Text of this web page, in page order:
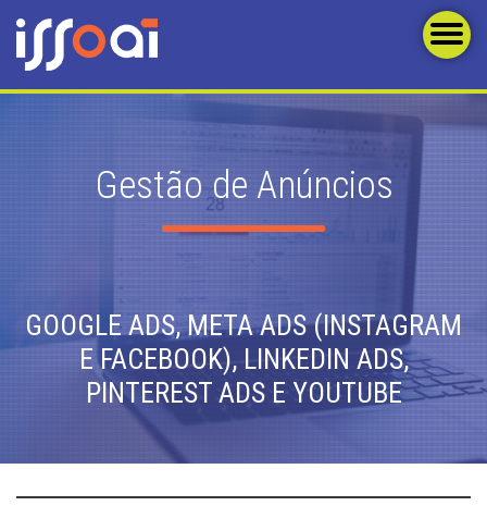
Gestão de Anúncios
GOOGLE ADS, META ADS (INSTAGRAM
E FACEBOOK), LINKEDIN ADS,
PINTEREST ADS E YOUTUBE